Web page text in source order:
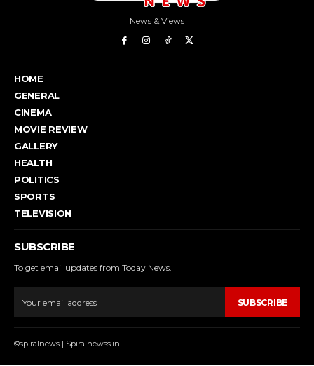
News & Views
HOME
GENERAL
CINEMA
MOVIE REVIEW
GALLERY
HEALTH
POLITICS
SPORTS
TELEVISION
SUBSCRIBE
To get email updates from Today News.
SUBSCRIBE
©spiralnews | Spiralnewss.in